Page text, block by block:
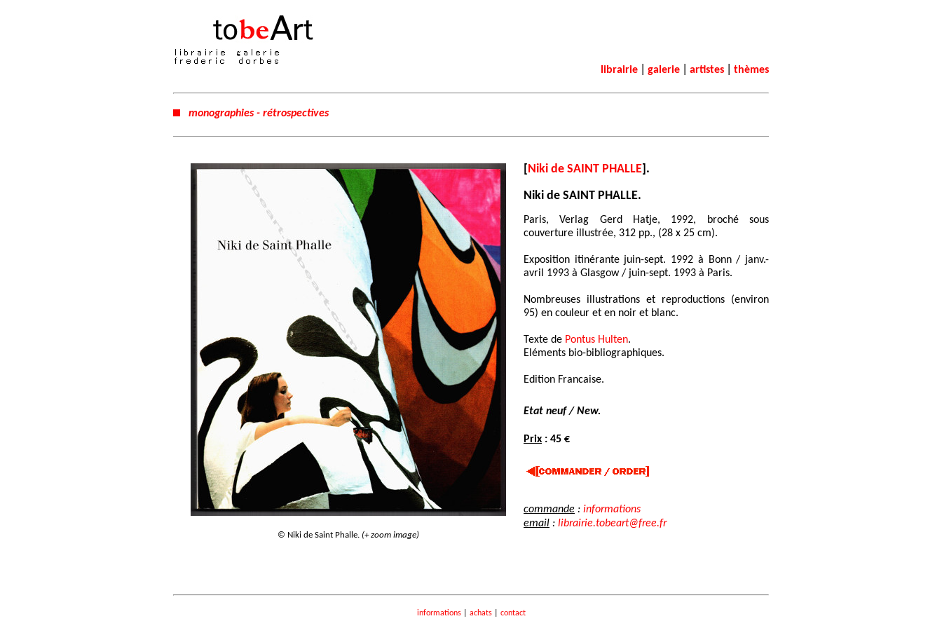
librairie galerie artistes thèmes
monographies - rétrospectives
© Niki de Saint Phalle. (+ zoom image)
[Niki de SAINT PHALLE].
Niki de SAINT PHALLE.
Paris, Verlag Gerd Hatje, 1992, broché sous
couverture illustrée, 312 pp., (28 x 25 cm).
Exposition itinérante juin-sept. 1992 à Bonn / janv.-
avril 1993 à Glasgow / juin-sept. 1993 à Paris.
Nombreuses illustrations et reproductions (environ
95) en couleur et en noir et blanc.
Texte de Pontus Hulten.
Eléments bio-bibliographiques.
Edition Francaise.
Etat neuf / New.
Prix : 45 €
commande : informations
email : librairie.tobeart@free.fr
informations| achats| contact